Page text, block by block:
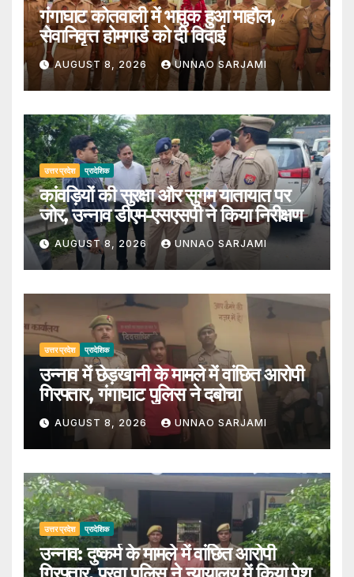
गंगाघाट कोतवाली में भावुक हुआ माहौल,
सेवानिवृत्त होमगार्ड को दी विदाई
AUGUST 8, 2026 UNNAO SARJAMI
उत्तर प्रदेश प्रादेशिक
कांवड़ियों की सुरक्षा और सुगम यातायात पर
जोर, उन्नाव डीएम-एसएसपी ने किया निरीक्षण
AUGUST 8, 2026 UNNAO SARJAMI
उत्तर प्रदेश प्रादेशिक
उन्नाव में छेड़खानी के मामले में वांछित आरोपी
गिरफ्तार, गंगाघाट पुलिस ने दबोचा
AUGUST 8, 2026 UNNAO SARJAMI
उत्तर प्रदेश प्रादेशिक
उन्नाव: दुष्कर्म के मामले में वांछित आरोपी